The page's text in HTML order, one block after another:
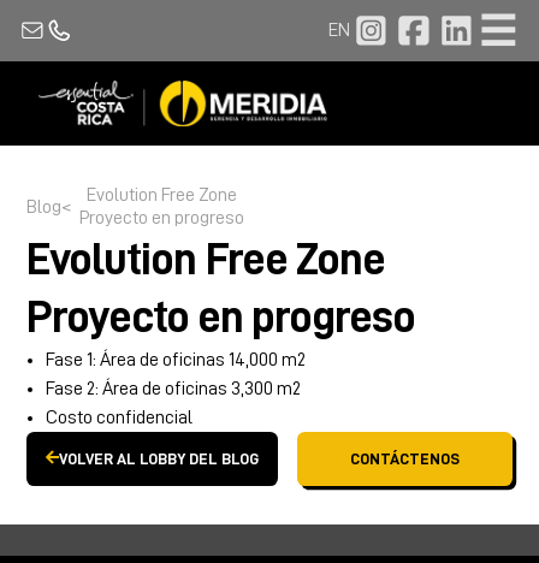
EN
Blog<
Evolution Free Zone
Proyecto en progreso
Evolution Free Zone
Proyecto en progreso
Fase 1: Área de oficinas 14,000 m2
Fase 2: Área de oficinas 3,300 m2
Costo confidencial
VOLVER AL LOBBY DEL BLOG CONTÁCTENOS